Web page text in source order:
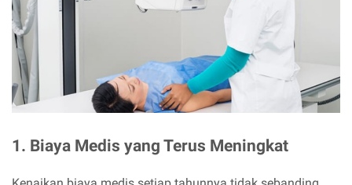
1. Biaya Medis yang Terus Meningkat